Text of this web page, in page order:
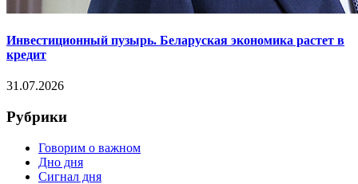
Инвестиционный пузырь. Беларуская экономика растет в
кредит
31.07.2026
Рубрики
Говорим о важном
Дно дня
Сигнал дня